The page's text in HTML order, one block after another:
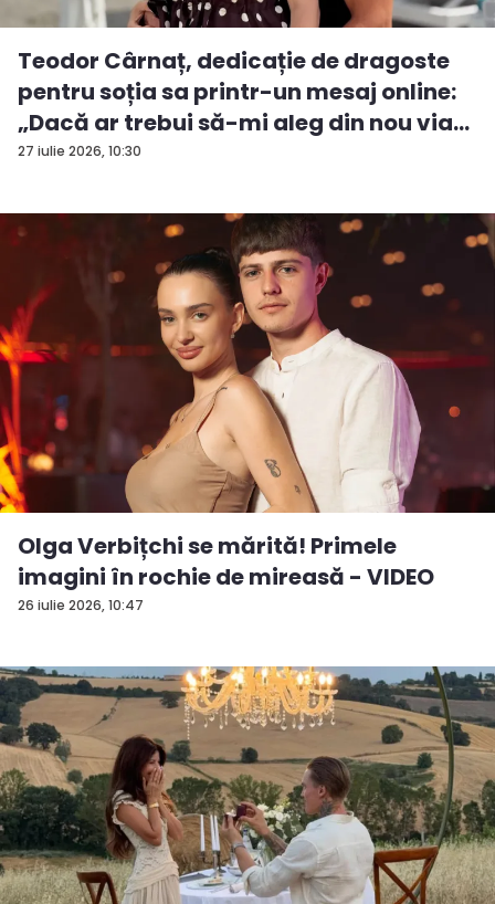
27 iulie 2026, 10:30
Teodor Cârnaț, dedicație de dragoste
pentru soția sa printr-un mesaj online:
„Dacă ar trebui să-mi aleg din nou via...
26 iulie 2026, 10:47
Olga Verbițchi se mărită! Primele
imagini în rochie de mireasă - VIDEO